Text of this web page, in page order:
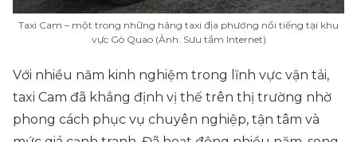
Taxi Cam – một trong những hãng taxi địa phương nổi tiếng tại khu
vực Gò Quao (Ảnh: Sưu tầm Internet)
Với nhiều năm kinh nghiệm trong lĩnh vực vận tải,
taxi Cam đã khẳng định vị thế trên thị trường nhờ
phong cách phục vụ chuyên nghiệp, tận tâm và